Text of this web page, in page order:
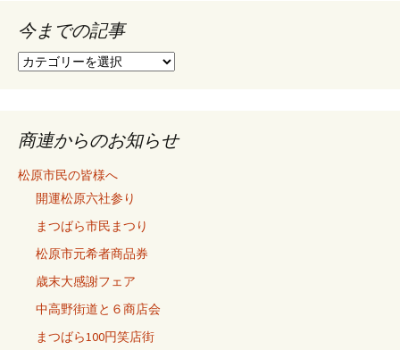
ン今までの記事
今
記
事
商連からのお知らせ
松原市民の皆様へ
開運松原六社参り
まつばら市民まつり
松原市元希者商品券
歳末大感謝フェア
中高野街道と６商店会
まつばら100円笑店街